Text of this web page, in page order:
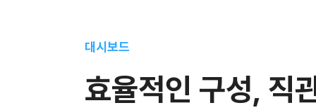
대시보드
효율적인 구성, 직